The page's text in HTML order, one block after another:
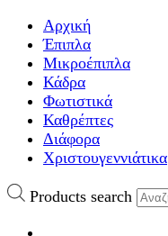
Αρχική
Έπιπλα
Μικροέπιπλα
Κάδρα
Φωτιστικά
Καθρέπτες
Διάφορα
Χριστουγεννιάτικα
Products search